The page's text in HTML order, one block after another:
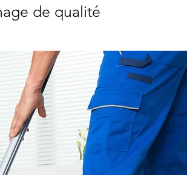
de qualité